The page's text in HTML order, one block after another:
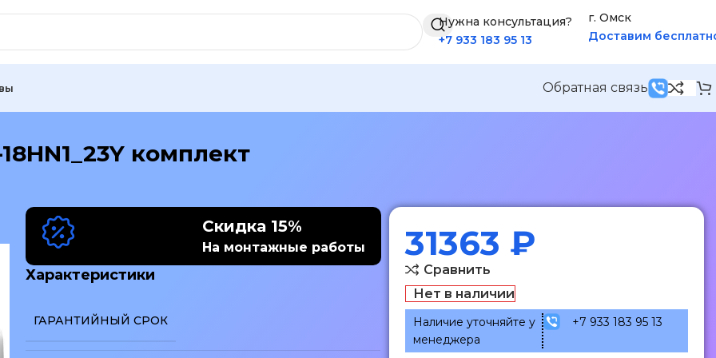
Нужна консультация?
+7 933 183 95 13
г. Омск
Доставим
Обратная связь
комплект
Скидка 15%
На монтажные работы
Характеристики
ГАРАНТИЙНЫЙ СРОК
31363 ₽
Сравнить
Нет в наличии
Наличие уточняйте у
менеджера
+7 933 183 95 13